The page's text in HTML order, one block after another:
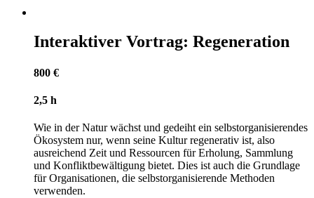
Interaktiver Vortrag: Regeneration
800 €
2,5 h
Wie in der Natur wächst und gedeiht ein selbstorganisierendes
Ökosystem nur, wenn seine Kultur regenerativ ist, also
ausreichend Zeit und Ressourcen für Erholung, Sammlung
und Konfliktbewältigung bietet. Dies ist auch die Grundlage
für Organisationen, die selbstorganisierende Methoden
verwenden.